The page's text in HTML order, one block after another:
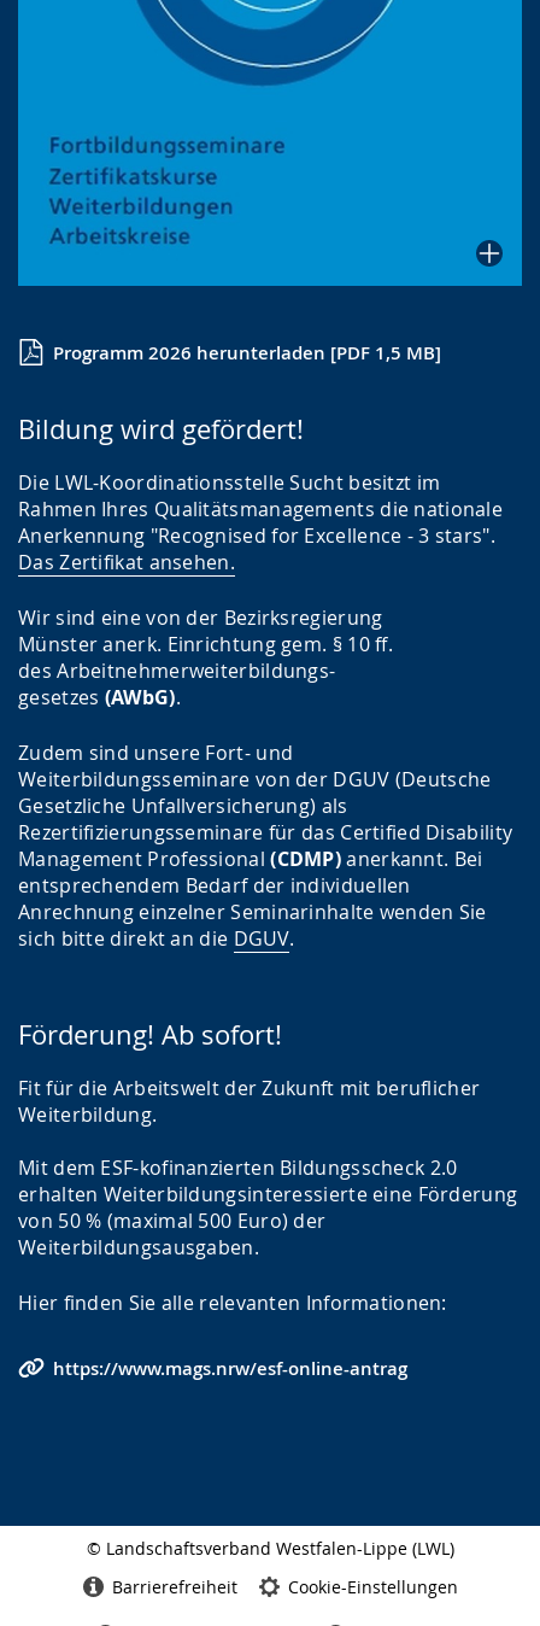
Programm 2026 herunterladen [PDF 1,5 MB]
Bildung wird gefördert!
Die LWL-Koordinationsstelle Sucht besitzt im
Rahmen Ihres Qualitätsmanagements die nationale
Anerkennung "Recognised for Excellence - 3 stars".
Das Zertifikat ansehen.
Wir sind eine von der Bezirksregierung
Münster anerk. Einrichtung gem. § 10 ff.
des Arbeitnehmerweiterbildungs-
gesetzes (AWbG).
Zudem sind unsere Fort- und
Weiterbildungsseminare von der DGUV (Deutsche
Gesetzliche Unfallversicherung) als
Rezertifizierungsseminare für das Certified Disability
Management Professional (CDMP)anerkannt. Bei
entsprechendem Bedarf der individuellen
Anrechnung einzelner Seminarinhalte wenden Sie
sich bitte direkt an die DGUV.
Förderung! Ab sofort!
Fit für die Arbeitswelt der Zukunft mit beruflicher
Weiterbildung.
Mit dem ESF-kofinanzierten Bildungsscheck 2.0
erhalten Weiterbildungsinteressierte eine Förderung
von 50 % (maximal 500 Euro) der
Weiterbildungsausgaben.
Hier finden Sie alle relevanten Informationen:
https://www.mags.nrw/esf-online-antrag
© Landschaftsverband Westfalen-Lippe (LWL)
Barrierefreiheit Cookie-Einstellungen